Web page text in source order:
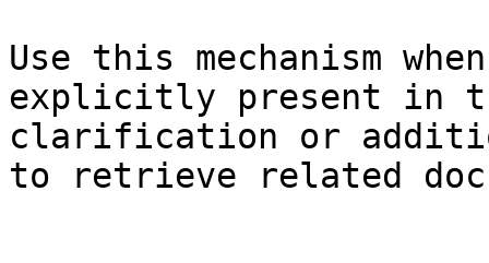
Use this mechanism
explicitly present in
clarification or